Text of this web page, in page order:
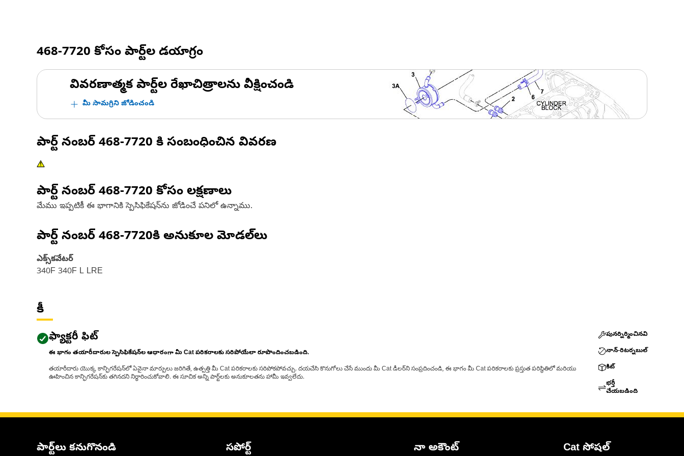
468-7720 కోసం పార్ట్‌ల డయాగ్రం
వివరణాత్మక పార్ట్‌ల రేఖాచిత్రాలను వీక్షించండి
మీ సామగ్రిని జోడించండి
పార్ట్ నంబర్ 468-7720 కి సంబంధించిన వివరణ
పార్ట్ నంబర్ 468-7720 కోసం లక్షణాలు
మేము ఇప్పటికీ ఈ భాగానికి స్పెసిఫికేషన్‌ను జోడించే పనిలో ఉన్నాము.
పార్ట్ నంబర్ 468-7720కి అనుకూల మోడల్‌లు
ఎక్స్‌కవేటర్
340F 340F L LRE
కీ
ఫ్యాక్టరీ ఫిట్
ఈ భాగం తయారీదారుల స్పెసిఫికేషన్‌ల ఆధారంగా మీ Cat పరికరాలకు సరిపోయేలా రూపొందించబడింది.
తయారీదారు యొక్క కాన్ఫిగరేషన్‌లో ఏవైనా మార్పులు జరిగితే, ఉత్పత్తి మీ Cat పరికరాలకు సరిపోకపోవచ్చు. దయచేసి కొనుగోలు చేసే ముందు మీ Cat డీలర్‌ని సంప్రదించండి, ఈ భాగం మీ Cat పరికరాలకు ప్రస్తుత పరిస్థితిలో మరియు
ఊహించిన కాన్ఫిగరేషన్‌కు తగినదని నిర్ధారించుకోవాలి. ఈ సూచిక అన్ని పార్ట్‌లకు అనుకూలతను హామీ ఇవ్వలేదు.
పునర్నిర్మించినవి
నాన్-రిటర్నబుల్
కిట్
భర్తీ
చేయబడింది
పార్ట్‌లు కనుగొనండి సపోర్ట్ నా అకౌంట్ Cat సోషల్